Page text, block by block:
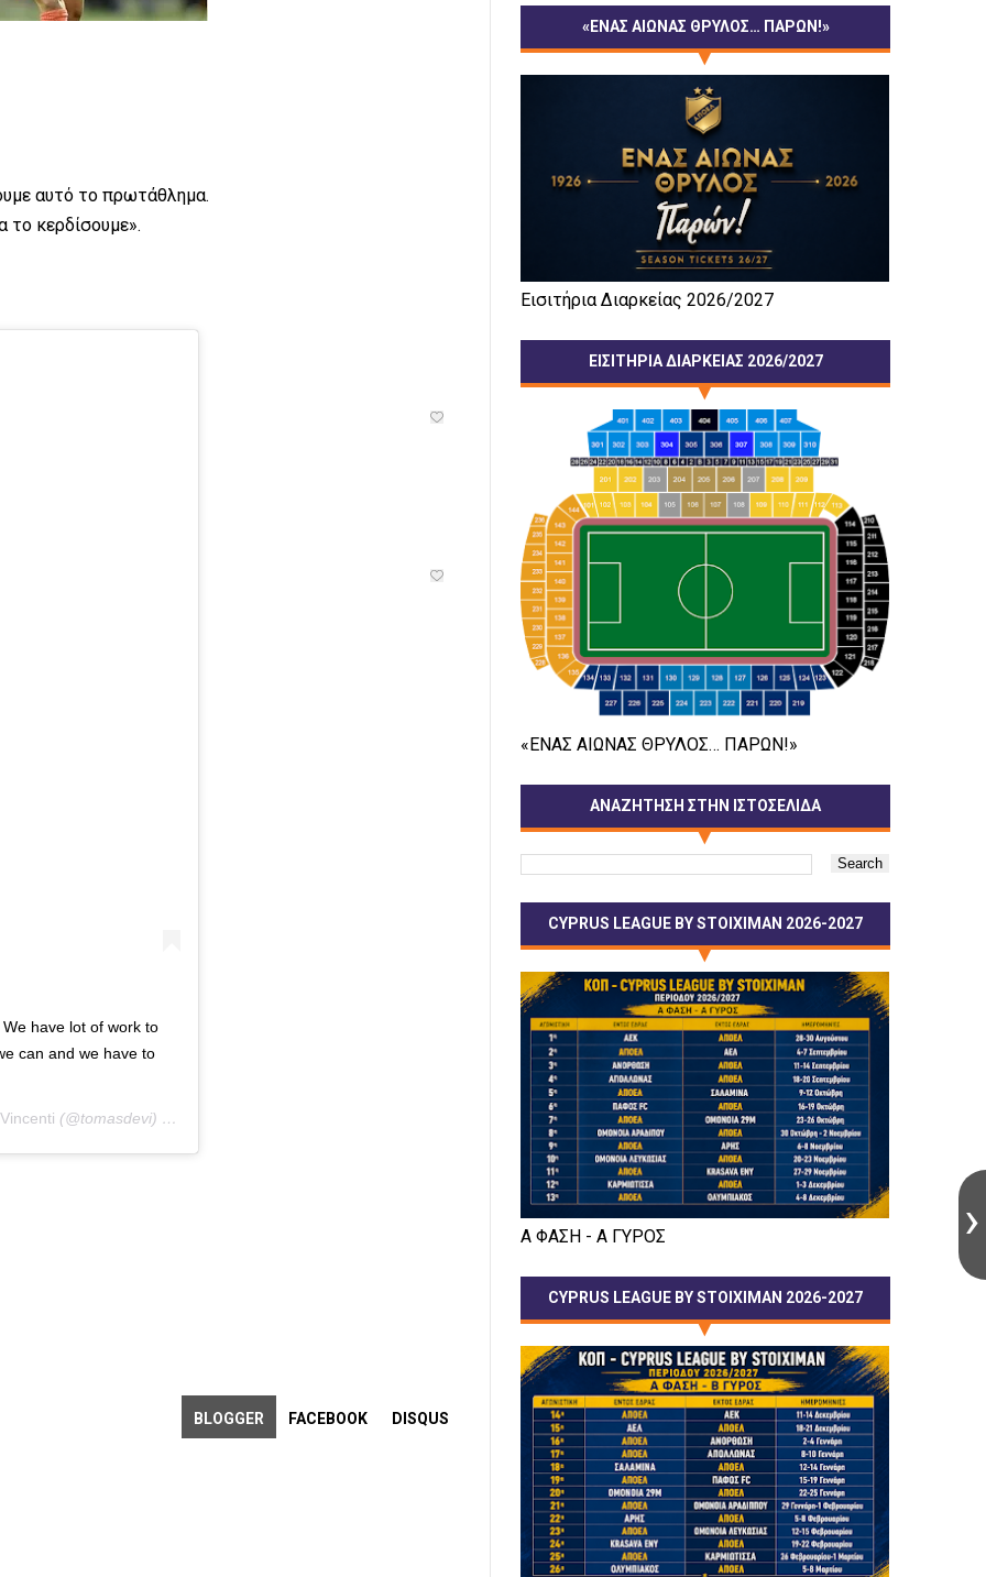
αυτό το πρωτάθλημα.
το κερδίσουμε».
have lot of work to
can and we have to
(@tomasdevi) στις
BLOGGER FACEBOOK DISQUS
«ΕΝΑΣ ΑΙΩΝΑΣ ΘΡΥΛΟΣ… ΠΑΡΩΝ!»
Εισιτήρια Διαρκείας 2026/2027
ΕΙΣΙΤΗΡΙΑ ΔΙΑΡΚΕΙΑΣ 2026/2027
«ΕΝΑΣ ΑΙΩΝΑΣ ΘΡΥΛΟΣ… ΠΑΡΩΝ!»
ΑΝΑΖΗΤΗΣΗ ΣΤΗΝ ΙΣΤΟΣΕΛΙΔΑ
CYPRUS LEAGUE BY STOIXIMAN 2026-2027
Α ΦΑΣΗ - Α ΓΥΡΟΣ
CYPRUS LEAGUE BY STOIXIMAN 2026-2027